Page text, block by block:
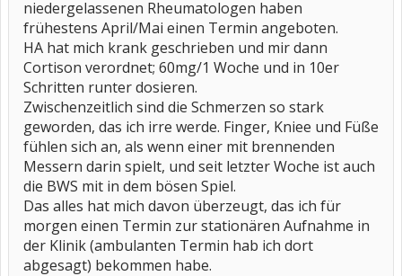
niedergelassenen Rheumatologen haben
frühestens April/Mai einen Termin angeboten.
HA hat mich krank geschrieben und mir dann
Cortison verordnet; 60mg/1 Woche und in 10er
Schritten runter dosieren.
Zwischenzeitlich sind die Schmerzen so stark
geworden, das ich irre werde. Finger, Kniee und Füße
fühlen sich an, als wenn einer mit brennenden
Messern darin spielt, und seit letzter Woche ist auch
die BWS mit in dem bösen Spiel.
Das alles hat mich davon überzeugt, das ich für
morgen einen Termin zur stationären Aufnahme in
der Klinik (ambulanten Termin hab ich dort
abgesagt) bekommen habe.